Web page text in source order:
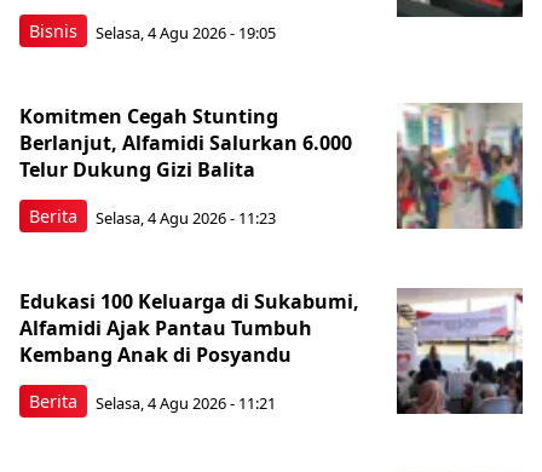
Bisnis Selasa, 4 Agu 2026 - 19:05
Berita
Komitmen Cegah Stunting
Berlanjut, Alfamidi Salurkan 6.000
Telur Dukung Gizi Balita
Selasa, 4 Agu 2026 - 11:23
Berita
Edukasi 100 Keluarga di Sukabumi,
Alfamidi Ajak Pantau Tumbuh
Kembang Anak di Posyandu
Selasa, 4 Agu 2026 - 11:21